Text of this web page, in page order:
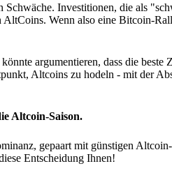
Investitionen, die als
Wenn also eine Bitcoin-
argumentieren, dass die
Altcoins zu hodeln - mit der
Altcoin-Saison.
gepaart mit günstigen
Entscheidung Ihnen!